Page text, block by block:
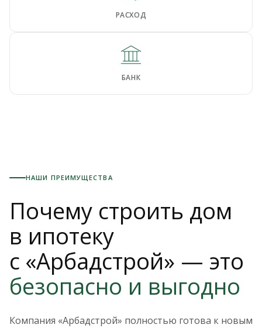
РАСХОД
БАНК
НАШИ ПРЕИМУЩЕСТВА
Почему строить дом
в ипотеку
с «Арбадстрой» — это
безопасно и выгодно
Компания «Арбадстрой» полностью готова к новым